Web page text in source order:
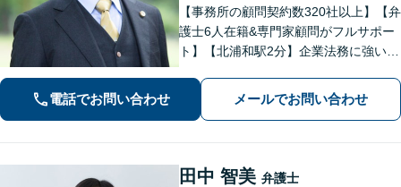
【事務所の顧問契約数320社以上】【弁
護士6人在籍&専門家顧問がフルサポー
ト】【北浦和駅2分】企業法務に強い弁
動産などに対応します。中小企業さ
ま、個人事業主さまからのご相談に注
電話でお問い合わせ メールでお問い合わせ
田中 智美 弁護士